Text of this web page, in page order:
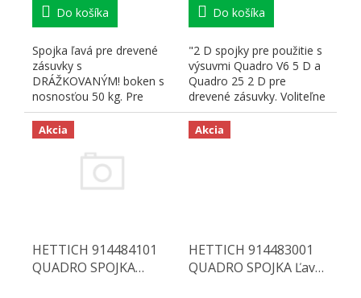
Do košíka
Spojka ľavá pre drevené
zásuvky s
DRÁŽKOVANÝM! boken s
nosnosťou 50 kg. Pre
beznáraďové spojenie
výsuvu Quadro V6+ a...
Do košíka
"2 D spojky pre použitie s
výsuvmi Quadro V6 5 D a
Quadro 25 2 D pre
drevené zásuvky. Voliteľne
je možné doplniť...
Akcia
HETTICH 914484101
QUADRO SPOJKA
Akcia
HETTICH 914483001
QUADRO SPOJKA Ľavá